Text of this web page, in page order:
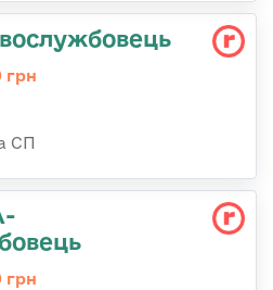
грн
СП
грн